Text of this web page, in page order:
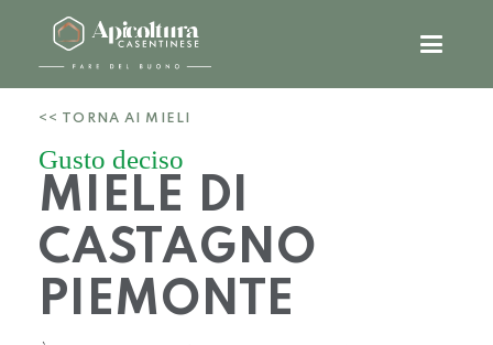
<< TORNA AI MIELI
Gusto deciso
MIELE DI
CASTAGNO
PIEMONTE